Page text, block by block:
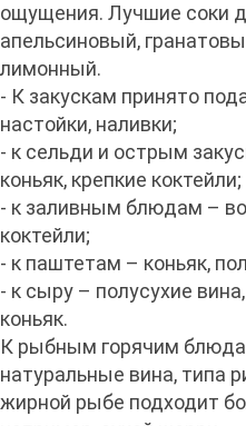
ощущения. Лучшие соки
апельсиновый,
лимонный.
- К закускам принято
настойки, наливки;
- к сельди и острым
коньяк, крепкие коктейли;
- к заливным блюдам –
коктейли;
- к паштетам – коньяк,
- к сыру – полусухие
коньяк.
К рыбным горячим
натуральные вина, типа
жирной рыбе подходит